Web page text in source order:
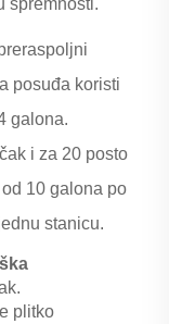
posuđa koristi
galona.
i za 20 posto
10 galona po
stanicu.
plitko